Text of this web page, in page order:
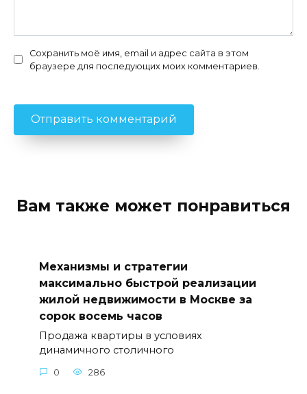
Сохранить моё имя, email и адрес сайта в этом
браузере для последующих моих комментариев.
Вам также может понравиться
Механизмы и стратегии
максимально быстрой реализации
жилой недвижимости в Москве за
сорок восемь часов
Продажа квартиры в условиях
динамичного столичного
0 286